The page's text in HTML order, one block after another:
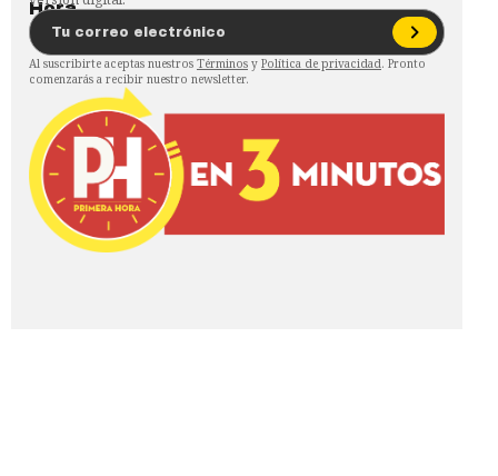
Al suscribirte aceptas nuestros Términos y Política de privacidad. Pronto
comenzarás a recibir nuestro newsletter.